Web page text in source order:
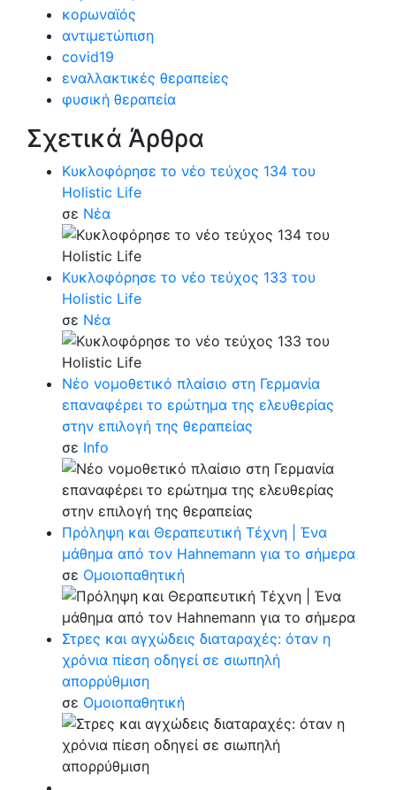
κορωναϊός
αντιμετώπιση
covid19
εναλλακτικές θεραπείες
φυσική θεραπεία
Σχετικά Άρθρα
Κυκλοφόρησε το νέο τεύχος 134 του
Holistic Life
σε Νέα
Κυκλοφόρησε το νέο τεύχος 133 του
Holistic Life
σε Νέα
Νέο νομοθετικό πλαίσιο στη Γερμανία
επαναφέρει το ερώτημα της ελευθερίας
στην επιλογή της θεραπείας
σε Info
Πρόληψη και Θεραπευτική Τέχνη | Ένα
μάθημα από τον Hahnemann για το σήμερα
σε Ομοιοπαθητική
Στρες και αγχώδεις διαταραχές: όταν η
χρόνια πίεση οδηγεί σε σιωπηλή
απορρύθμιση
σε Ομοιοπαθητική